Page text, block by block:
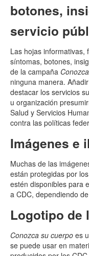
botones,
servicio
Las hojas informativas,
síntomas, botones,
de la campaña
ninguna manera.
destacar los servicios
u organización
Salud y Servicios
contra las políticas
Imágenes e
Muchas de las
están protegidas por
estén disponibles para
a CDC, dependiendo
Logotipo de
Conozca su cuerpo es
se puede usar en